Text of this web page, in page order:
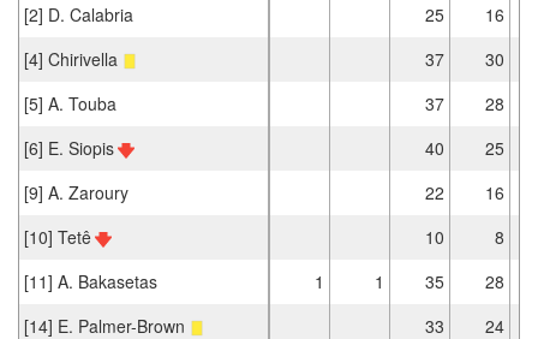
[2] D. Calabria 25
16
[4] Chirivella
37
30
[5] A. Touba
37
28
[6] E. Siopis
40
25
[9] A. Zaroury
22
16
[10] Tetê
10
8
[11] A. Bakasetas
1 1 35
28
[14] E. Palmer-Brown
33
24